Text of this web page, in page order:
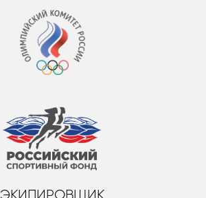
ЭКИПИРОВЩИК